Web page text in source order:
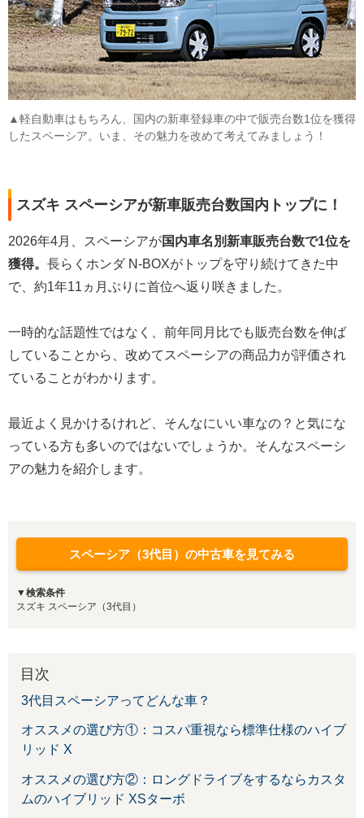
▲軽自動車はもちろん、国内の新車登録車の中で販売台数1位を獲得
したスペーシア。いま、その魅力を改めて考えてみましょう！
スズキ スペーシアが新車販売台数国内トップに！
2026年4月、スペーシアが国内車名別新車販売台数で1位を
獲得。 長らくホンダ N-BOXがトップを守り続けてきた中
で、約1年11ヵ月ぶりに首位へ返り咲きました。
一時的な話題性ではなく、前年同月比でも販売台数を伸ば
していることから、改めてスペーシアの商品力が評価され
ていることがわかります。
最近よく見かけるけれど、そんなにいい車なの？と気にな
っている方も多いのではないでしょうか。そんなスペーシ
アの魅力を紹介します。
スペーシア（3代目）の中古車を見てみる
▼検索条件
スズキ スペーシア（3代目）
目次
3代目スペーシアってどんな車？
オススメの選び方①：コスパ重視なら標準仕様のハイブ
リッド X
オススメの選び方②：ロングドライブをするならカスタ
ムのハイブリッド XSターボ